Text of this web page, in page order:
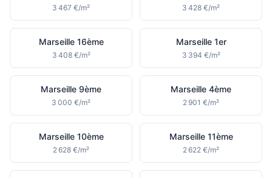
3 467 €/m² 3 428 €/m²
Marseille 16ème
3 408 €/m²
Marseille 1er
3 394 €/m²
Marseille 9ème
3 000 €/m²
Marseille 4ème
2 901 €/m²
Marseille 10ème
2 628 €/m²
Marseille 11ème
2 622 €/m²